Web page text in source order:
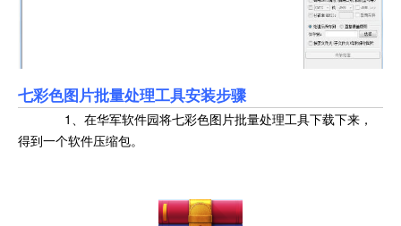
七彩色图片批量处理工具安装步骤
1、在华军软件园将七彩色图片批量处理工具下载下来，
得到一个软件压缩包。